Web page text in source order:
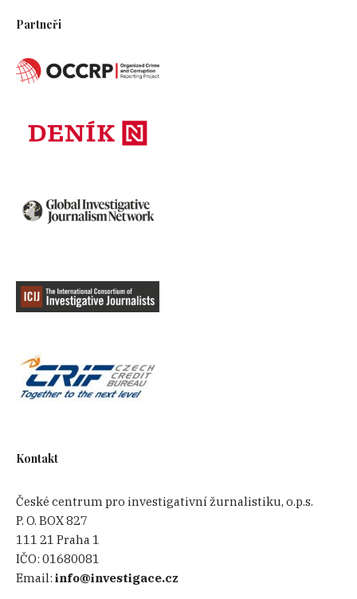
Partneři
Kontakt
České centrum pro investigativní žurnalistiku, o.p.s.
P. O. BOX 827
111 21 Praha 1
IČO:01680081
Email:info@investigace.cz